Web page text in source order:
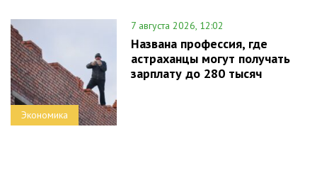
Экономика
7 августа 2026, 12:02
Названа профессия, где
астраханцы могут получать
зарплату до 280 тысяч